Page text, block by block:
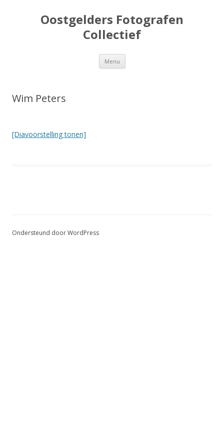
Oostgelders Fotografen
Collectief
Menu Spring
inhoud
Wim Peters
[Diavoorstelling tonen]
Ondersteund door WordPress